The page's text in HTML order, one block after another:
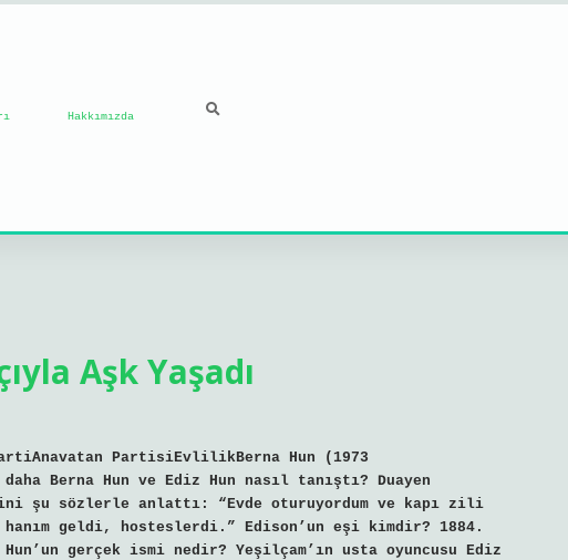
Hakkımızda
Aşk Yaşadı
PartisiEvlilikBerna Hun (1973
Berna Hun ve Ediz Hun nasıl tanıştı? Duayen
şu sözlerle anlattı: “Evde oturuyordum ve kapı zili
geldi, hosteslerdi.” Edison’un eşi kimdir? 1884.
gerçek ismi nedir? Yeşilçam’ın usta oyuncusu Ediz